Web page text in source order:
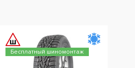
Бесплатный шиномонтаж